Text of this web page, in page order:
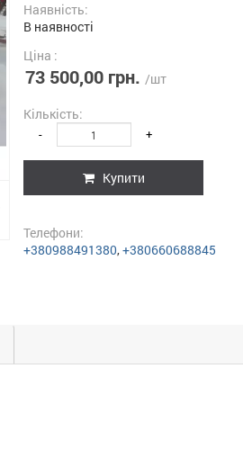
Наявність:
В наявності
Ціна :
73 500,00 грн. /шт
Кількість:
- +
Купити
Телефони:
+380988491380,+380660688845